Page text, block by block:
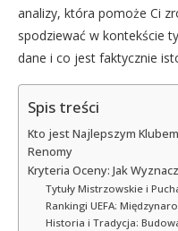
analizy, która pomoże Ci
spodziewać w kontekście
dane i co jest faktycznie
Spis treści
Kto jest Najlepszym
Renomy
Kryteria Oceny: Jak
Tytuły Mistrzowskie i
Rankingi UEFA:
Historia i Tradycja: